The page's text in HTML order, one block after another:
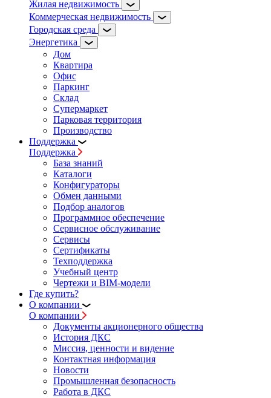
Жилая недвижимость
Коммерческая недвижимость
Городская среда
Энергетика
Дом
Квартира
Офис
Паркинг
Склад
Супермаркет
Парковая территория
Производство
Поддержка
Поддержка
База знаний
Каталоги
Конфигураторы
Обмен данными
Подбор аналогов
Программное обеспечение
Сервисное обслуживание
Сервисы
Сертификаты
Техподдержка
Учебный центр
Чертежи и BIM-модели
Где купить?
О компании
О компании
Документы акционерного общества
История ДКС
Миссия, ценности и видение
Контактная информация
Новости
Промышленная безопасность
Работа в ДКС